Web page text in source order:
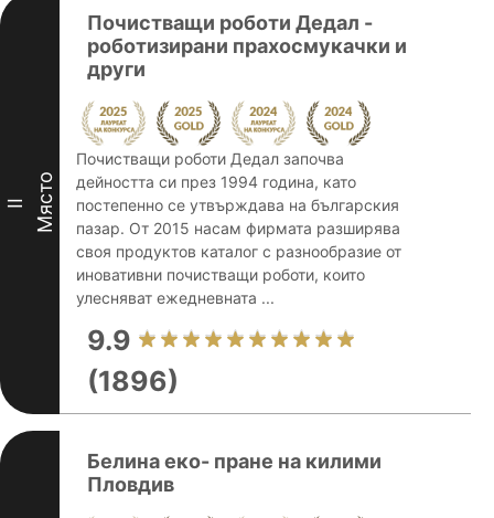
II Място
Почистващи роботи Дедал -
роботизирани прахосмукачки и
други
Почистващи роботи Дедал започва
дейността си през 1994 година, като
постепенно се утвърждава на българския
пазар. От 2015 насам фирмата разширява
своя продуктов каталог с разнообразие от
иновативни почистващи роботи, които
улесняват ежедневната ...
9.9
(1896)
Белина еко- пране на килими
Пловдив